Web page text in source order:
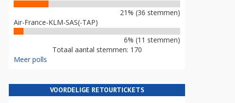
21% (36 stemmen)
Air-France-KLM-SAS(-TAP)
6% (11 stemmen)
Totaal aantal stemmen: 170
Meer polls
VOORDELIGE RETOURTICKETS